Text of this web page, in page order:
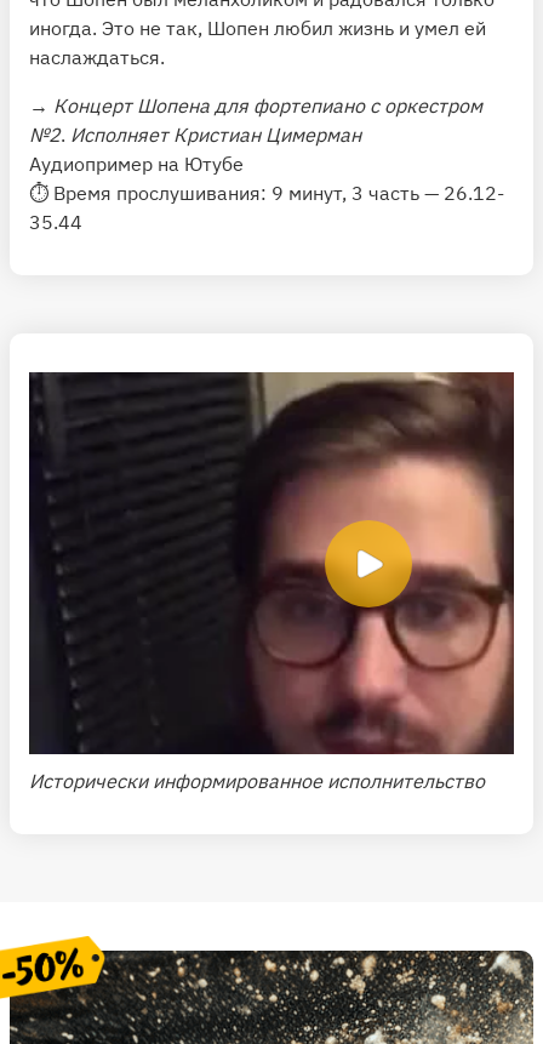
иногда. Это не так, Шопен любил жизнь и умел ей
наслаждаться.
→ Концерт Шопена для фортепиано с оркестром
№2. Исполняет Кристиан Цимерман
Аудиопример на Ютубе
⏱ Время прослушивания: 9 минут, 3 часть — 26.12-
35.44
Исторически информированное исполнительство